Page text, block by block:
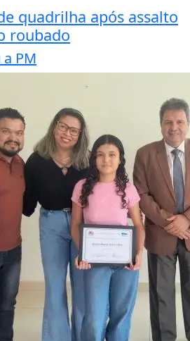
quadrilha após assalto
roubado
PM